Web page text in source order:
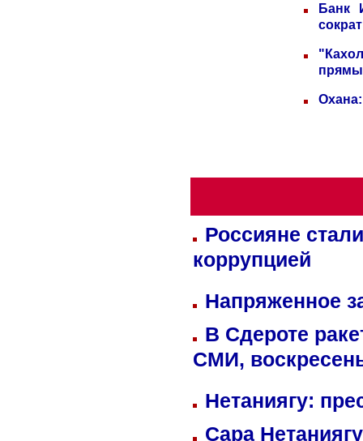
Банк
Россияне
коррупцией
Напряженное
В Сдероте
СМИ,
Нетаниягу:
Сара